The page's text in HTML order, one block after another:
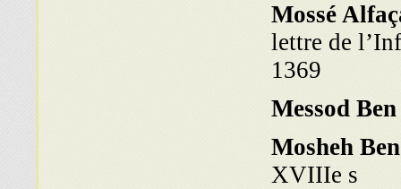
Mossé
lettre de
1369
Messod
Mosheh
XVIIIe s